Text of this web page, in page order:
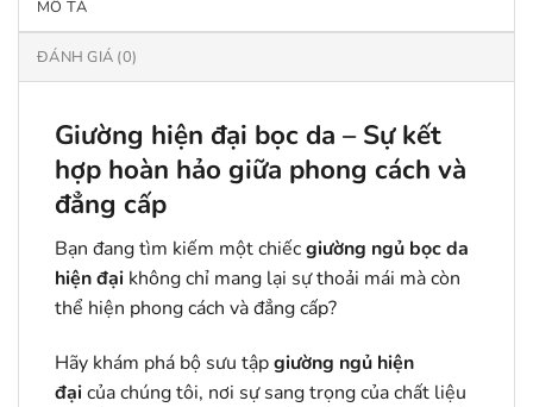
MÔ TẢ
ĐÁNH GIÁ (0)
Giường hiện đại bọc da – Sự kết
hợp hoàn hảo giữa phong cách và
đẳng cấp
Bạn đang tìm kiếm một chiếcgiường ngủ bọc da
hiện đại không chỉ mang lại sự thoải mái mà còn
thể hiện phong cách và đẳng cấp?
Hãy khám phá bộ sưu tậpgiường ngủ hiện
đạicủa chúng tôi, nơi sự sang trọng của chất liệu